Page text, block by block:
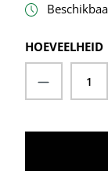
HOEVEELHEID